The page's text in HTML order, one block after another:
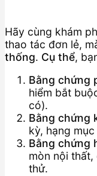
Hãy cùng khám
thao tác đơn lẻ,
thống. Cụ thể,
Bằng chứng
hiểm bắt
có).
Bằng chứng
kỳ, hạng
Bằng chứng
mòn nội
thử.